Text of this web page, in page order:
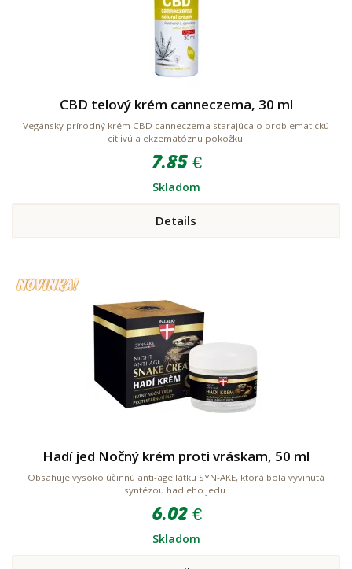
CBD telový krém canneczema, 30 ml
Vegánsky prírodný krém CBD canneczema starajúca o problematickú
citlivú a ekzematóznu pokožku.
7.85 €
Skladom
Details
Hadí jed Nočný krém proti vráskam, 50 ml
Obsahuje vysoko účinnú anti-age látku SYN-AKE, ktorá bola vyvinutá
syntézou hadieho jedu.
6.02 €
Skladom